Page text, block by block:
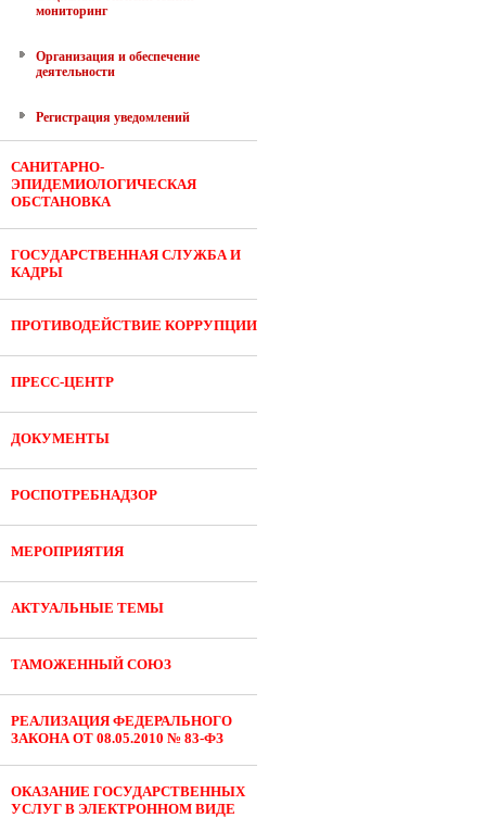
мониторинг
Организация и обеспечение
деятельности
Регистрация уведомлений
САНИТАРНО-
ЭПИДЕМИОЛОГИЧЕСКАЯ
ОБСТАНОВКА
ГОСУДАРСТВЕННАЯ СЛУЖБА И
КАДРЫ
ПРОТИВОДЕЙСТВИЕ КОРРУПЦИИ
ПРЕСС-ЦЕНТР
ДОКУМЕНТЫ
РОСПОТРЕБНАДЗОР
МЕРОПРИЯТИЯ
АКТУАЛЬНЫЕ ТЕМЫ
ТАМОЖЕННЫЙ СОЮЗ
РЕАЛИЗАЦИЯ ФЕДЕРАЛЬНОГО
ЗАКОНА ОТ 08.05.2010 № 83-ФЗ
ОКАЗАНИЕ ГОСУДАРСТВЕННЫХ
УСЛУГ В ЭЛЕКТРОННОМ ВИДЕ